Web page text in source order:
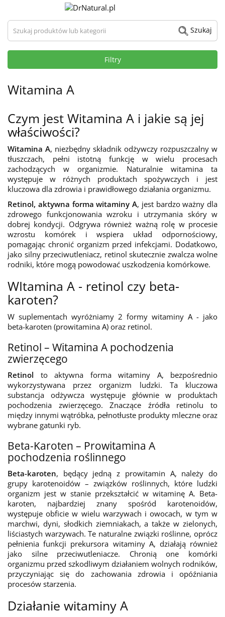
Szukaj produktów lub kategorii Szukaj
Filtry
Witamina A
Czym jest Witamina A i jakie są jej
właściwości?
Witamina A, niezbędny składnik odżywczy rozpuszczalny w
tłuszczach, pełni istotną funkcję w wielu procesach
zachodzących w organizmie. Naturalnie witamina ta
występuje w różnych produktach spożywczych i jest
kluczowa dla zdrowia i prawidłowego działania organizmu.
Retinol, aktywna forma witaminy A, jest bardzo ważny dla
zdrowego funkcjonowania wzroku i utrzymania skóry w
dobrej kondycji. Odgrywa również ważną rolę w procesie
wzrostu komórek i wspiera układ odpornościowy,
pomagając chronić organizm przed infekcjami. Dodatkowo,
jako silny przeciwutleniacz, retinol skutecznie zwalcza wolne
rodniki, które mogą powodować uszkodzenia komórkowe.
WItamina A - retinol czy beta-
karoten?
W suplementach wyróżniamy 2 formy witaminy A - jako
beta-karoten (prowitamina A) oraz retinol.
Retinol – Witamina A pochodzenia
zwierzęcego
Retinol to aktywna forma witaminy A, bezpośrednio
wykorzystywana przez organizm ludzki. Ta kluczowa
substancja odżywcza występuje głównie w produktach
pochodzenia zwierzęcego. Znaczące źródła retinolu to
między innymi wątróbka, pełnotłuste produkty mleczne oraz
wybrane gatunki ryb.
Beta-Karoten – Prowitamina A
pochodzenia roślinnego
Beta-karoten, będący jedną z prowitamin A, należy do
grupy karotenoidów – związków roślinnych, które ludzki
organizm jest w stanie przekształcić w witaminę A. Beta-
karoten, najbardziej znany spośród karotenoidów,
występuje obficie w wielu warzywach i owocach, w tym w
marchwi, dyni, słodkich ziemniakach, a także w zielonych,
liściastych warzywach. Te naturalne związki roślinne, oprócz
pełnienia funkcji prekursora witaminy A, działają również
jako silne przeciwutleniacze. Chronią one komórki
organizmu przed szkodliwym działaniem wolnych rodników,
przyczyniając się do zachowania zdrowia i opóźniania
procesów starzenia.
Działanie witaminy A